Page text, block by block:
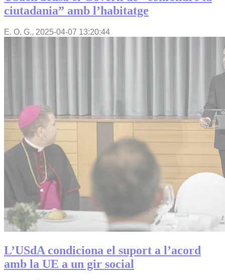
ciutadania” amb l’habitatge
E. O. G., 2025-04-07 13:20:44
L’USdA condiciona el suport a l’acord
amb la UE a un gir social